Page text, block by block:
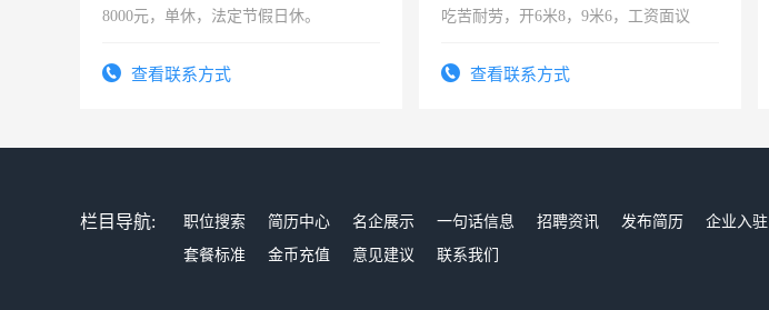
8000元，单休，法定节假日休。
查看联系方式
吃苦耐劳，开6米8，9米6，工资面议
查看联系方式
栏目导航: 职位搜索 简历中心 名企展示 一句话信息 招聘资讯 发布简历 企业入驻
套餐标准
金币充值 意见建议 联系我们